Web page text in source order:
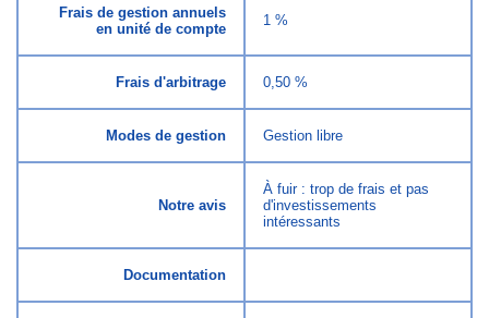
Frais de gestion annuels
en unité de compte
1 %
Frais d'arbitrage 0,50 %
Modes de gestion Gestion libre
Notre avis
À fuir : trop de frais et pas
d'investissements
intéressants
Documentation